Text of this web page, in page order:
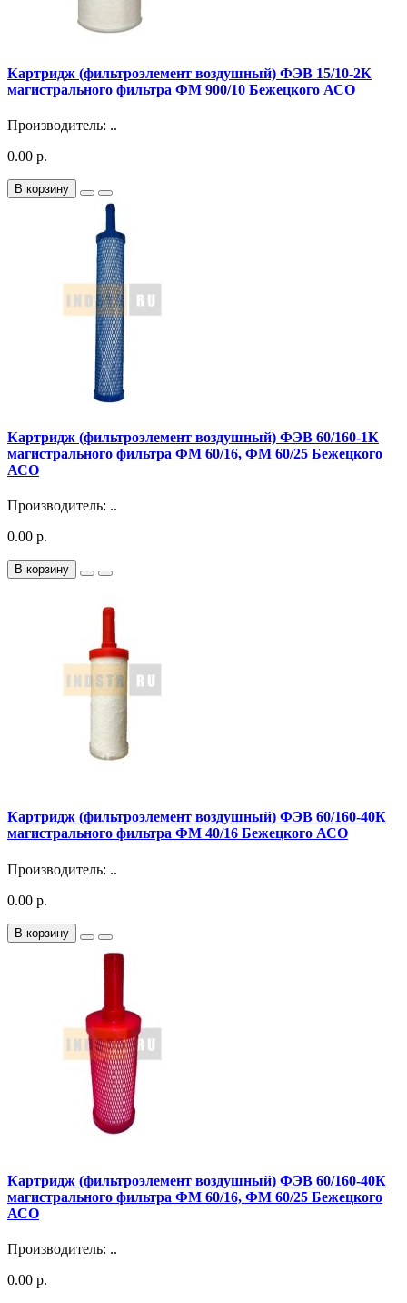
Картридж (фильтроэлемент воздушный) ФЭВ 15/10-2К
магистрального фильтра ФМ 900/10 Бежецкого АСО
Производитель: ..
0.00 р.
В корзину
Картридж (фильтроэлемент воздушный) ФЭВ 60/160-1К
магистрального фильтра ФМ 60/16, ФМ 60/25 Бежецкого
АСО
Производитель: ..
0.00 р.
В корзину
Картридж (фильтроэлемент воздушный) ФЭВ 60/160-40К
магистрального фильтра ФМ 40/16 Бежецкого АСО
Производитель: ..
0.00 р.
В корзину
Картридж (фильтроэлемент воздушный) ФЭВ 60/160-40К
магистрального фильтра ФМ 60/16, ФМ 60/25 Бежецкого
АСО
Производитель: ..
0.00 р.